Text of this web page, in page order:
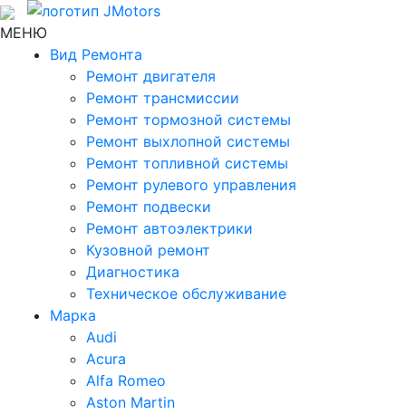
МЕНЮ
Вид Ремонта
Ремонт двигателя
Ремонт трансмиссии
Ремонт тормозной системы
Ремонт выхлопной системы
Ремонт топливной системы
Ремонт рулевого управления
Ремонт подвески
Ремонт автоэлектрики
Кузовной ремонт
Диагностика
Техническое обслуживание
Марка
Audi
Acura
Alfa Romeo
Aston Martin